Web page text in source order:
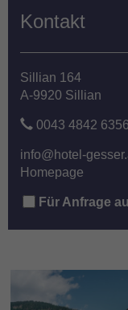
Kontakt
Sillian 164
A-9920 Sillian
0043 4842 6356
info@hotel-
Homepage
Für Anfrage